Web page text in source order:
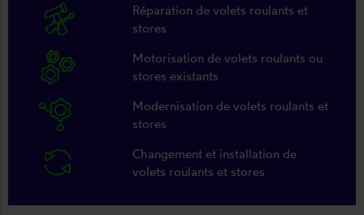
Réparation de volets roulants et
stores
Motorisation de volets roulants ou
stores existants
Modernisation de volets roulants et
stores
Changement et installation de
volets roulants et stores